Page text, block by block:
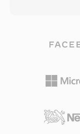
zapewniajac
bit/192 kHz.
gier i
maskujaca
strumienia.
ADPCM, 16-
blokowa
petle